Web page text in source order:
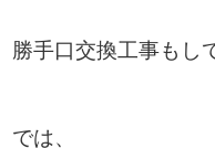
勝手口交換工事もし
では、